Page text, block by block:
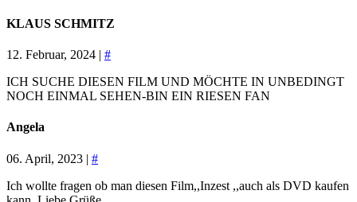
KLAUS SCHMITZ
12. Februar, 2024 | #
ICH SUCHE DIESEN FILM UND MÖCHTE IN UNBEDINGT
NOCH EINMAL SEHEN-BIN EIN RIESEN FAN
Angela
06. April, 2023 | #
Ich wollte fragen ob man diesen Film,,Inzest ,,auch als DVD kaufen